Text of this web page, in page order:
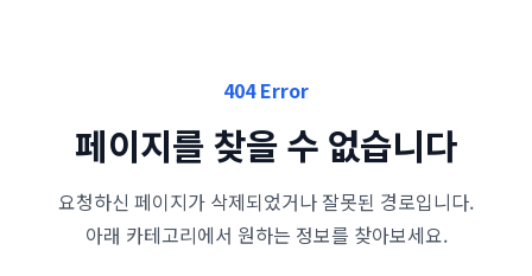
404 Error
페이지를 찾을 수 없습니다
요청하신 페이지가 삭제되었거나 잘못된 경로입니다.
아래 카테고리에서 원하는 정보를 찾아보세요.